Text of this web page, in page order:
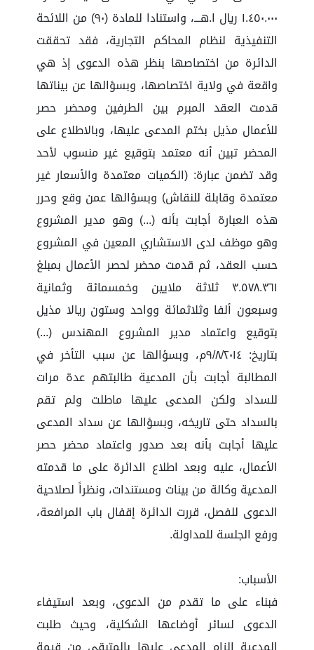
١.٤٥٠.٠٠٠ ريال ا.هـــ، واستنادا للمادة (٩٠) من اللائحة
التنفيذية لنظام المحاكم التجارية، فقد تحققت
الدائرة من اختصاصها بنظر هذه الدعوى إذ هي
واقعة في ولاية اختصاصها، وبسؤالها عن بيناتها
قدمت العقد المبرم بين الطرفين ومحضر حصر
للأعمال مذيل بختم المدعى عليها، وبالاطلاع على
المحضر تبين أنه معتمد بتوقيع غير منسوب لأحد
وقد تضمن عبارة: (الكميات معتمدة والأسعار غير
معتمدة وقابلة للنقاش) وبسؤالها عمن وقع وحرر
هذه العبارة أجابت بأنه (...) وهو مدير المشروع
وهو موظف لدى الاستشاري المعين في المشروع
حسب العقد، ثم قدمت محضر لحصر الأعمال بمبلغ
٣.٥٧٨.٣٦١ ثلاثة ملايين وخمسمائة وثمانية
وسبعون ألفا وثلاثمائة وواحد وستون ريالا مذيل
بتوقيع واعتماد مدير المشروع المهندس (...)
بتاريخ: ٩/٨/٢٠١٤م، وبسؤالها عن سبب التأخر في
المطالبة أجابت بأن المدعية طالبتهم عدة مرات
للسداد ولكن المدعى عليها ماطلت ولم تقم
بالسداد حتى تاريخه، وبسؤالها عن سداد المدعى
عليها أجابت بأنه بعد صدور واعتماد محضر حصر
الأعمال، عليه وبعد اطلاع الدائرة على ما قدمته
المدعية وكالة من بينات ومستندات، ونظراً لصلاحية
الدعوى للفصل، قررت الدائرة إقفال باب المرافعة،
ورفع الجلسة للمداولة.
الأسباب:
فبناء على ما تقدم من الدعوى، وبعد استيفاء
الدعوى لسائر أوضاعها الشكلية، وحيث طلبت